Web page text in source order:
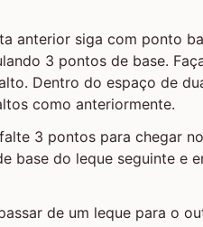
anterior siga com ponto
3 pontos de base.
Dentro do espaço de
como anteriormente.
3 pontos para chegar
base do leque seguinte e
de um leque para o